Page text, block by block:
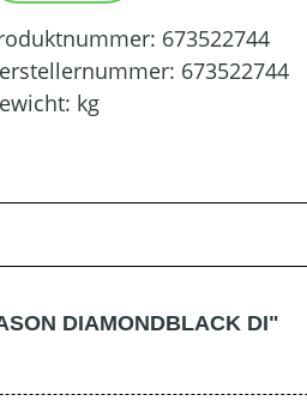
673522744
673522744
kg
DIAMONDBLACK DI"